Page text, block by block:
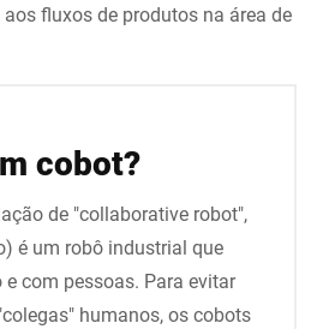
cobot?
de "collaborative robot",
é um robô industrial que
com pessoas. Para evitar
humanos, os cobots
fluxos de produtos na área de